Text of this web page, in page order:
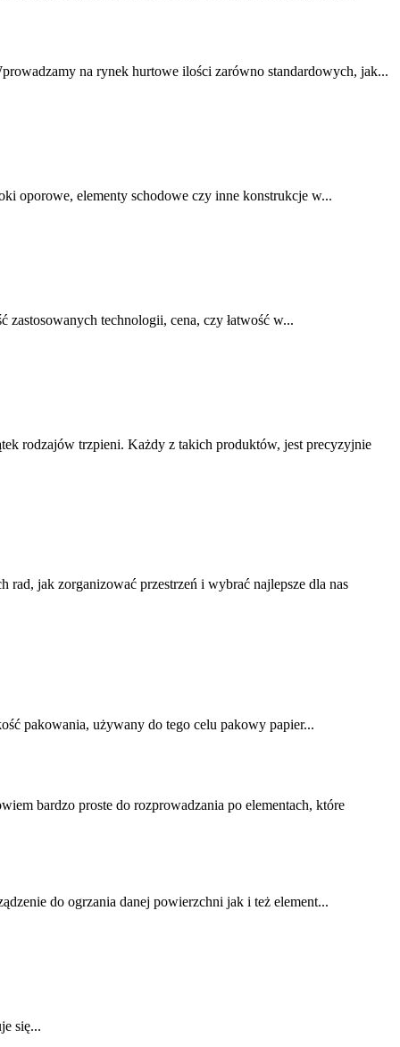
na rynek hurtowe ilości zarówno standardowych, jak...
oporowe, elementy schodowe czy inne konstrukcje w...
zastosowanych technologii, cena, czy łatwość w...
rodzajów trzpieni. Każdy z takich produktów, jest precyzyjnie
jak zorganizować przestrzeń i wybrać najlepsze dla nas
pakowania, używany do tego celu pakowy papier...
bardzo proste do rozprowadzania po elementach, które
do ogrzania danej powierzchni jak i też element...
się...